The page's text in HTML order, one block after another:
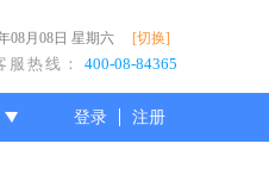
08月08日 星期六 [切换]
服热线： 400-08-84365
登录 注册